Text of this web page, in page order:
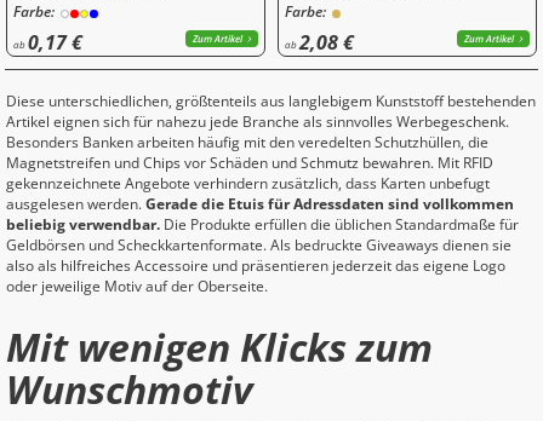
Farbe:
ab0,17 € Zum Artikel
Farbe:
ab2,08 € Zum Artikel
Diese unterschiedlichen, größtenteils aus langlebigem Kunststoff bestehenden
Artikel eignen sich für nahezu jede Branche als sinnvolles Werbegeschenk.
Besonders Banken arbeiten häufig mit den veredelten Schutzhüllen, die
Magnetstreifen und Chips vor Schäden und Schmutz bewahren. Mit RFID
gekennzeichnete Angebote verhindern zusätzlich, dass Karten unbefugt
ausgelesen werden.Gerade die Etuis für Adressdaten sind vollkommen
beliebig verwendbar. Die Produkte erfüllen die üblichen Standardmaße für
Geldbörsen und Scheckkartenformate. Als bedruckte Giveaways dienen sie
also als hilfreiches Accessoire und präsentieren jederzeit das eigene Logo
oder jeweilige Motiv auf der Oberseite.
Mit wenigen Klicks zum
Wunschmotiv